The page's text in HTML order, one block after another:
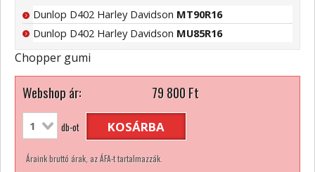
Dunlop D402 Harley Davidson MT90R16
Dunlop D402 Harley Davidson MU85R16
Chopper gumi
Webshop ár: 79 800Ft
db-ot KOSÁRBA
Áraink bruttó árak, az ÁFA-t tartalmazzák.